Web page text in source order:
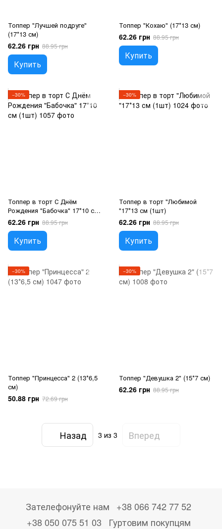
Топпер "Лучшей подруге"
(17*13 см)
62.26 грн 88.95 грн
Купить
Топпер "Кохаю" (17*13 см)
62.26 грн 88.95 грн
Купить
−30%
Топпер в торт С Днём
Рождения "Бабочка" 17*10 см
(1шт)
62.26 грн 88.95 грн
Купить
−30%
Топпер в торт "Любимой
"17*13 см (1шт)
62.26 грн 88.95 грн
Купить
−30%
Топпер "Принцесса" 2 (13*6,5
см)
50.88 грн 72.69 грн
−30%
Топпер "Девушка 2" (15*7 см)
62.26 грн 88.95 грн
Назад 3 из 3 Вперед
Зателефонуйте нам
+38 066 742 77 52
+38 050 075 51 03
Гуртовим покупцям